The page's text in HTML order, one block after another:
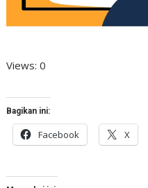
Views: 0
Bagikan ini:
Facebook X